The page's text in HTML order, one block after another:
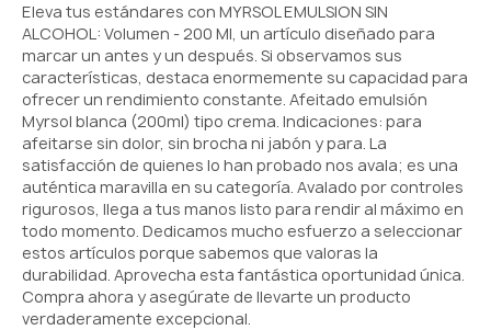
Eleva tus estándares con MYRSOL EMULSION SIN
ALCOHOL: Volumen - 200 Ml, un artículo diseñado para
marcar un antes y un después. Si observamos sus
características, destaca enormemente su capacidad para
ofrecer un rendimiento constante. Afeitado emulsión
Myrsol blanca (200ml) tipo crema. Indicaciones: para
afeitarse sin dolor, sin brocha ni jabón y para. La
satisfacción de quienes lo han probado nos avala; es una
auténtica maravilla en su categoría. Avalado por controles
rigurosos, llega a tus manos listo para rendir al máximo en
todo momento. Dedicamos mucho esfuerzo a seleccionar
estos artículos porque sabemos que valoras la
durabilidad. Aprovecha esta fantástica oportunidad única.
Compra ahora y asegúrate de llevarte un producto
verdaderamente excepcional.